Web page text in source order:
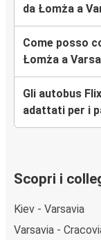
da Łomża a
Come posso
Łomża a
Gli autobus
adattati per i
Scopri i
Kiev - Varsavia
Varsavia -